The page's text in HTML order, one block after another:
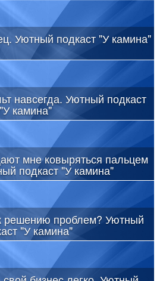
Уютный подкаст "У камина"
навсегда. Уютный подкаст
"У камина"
мне ковыряться пальцем
подкаст "У камина"
решению проблем? Уютный
"У камина"